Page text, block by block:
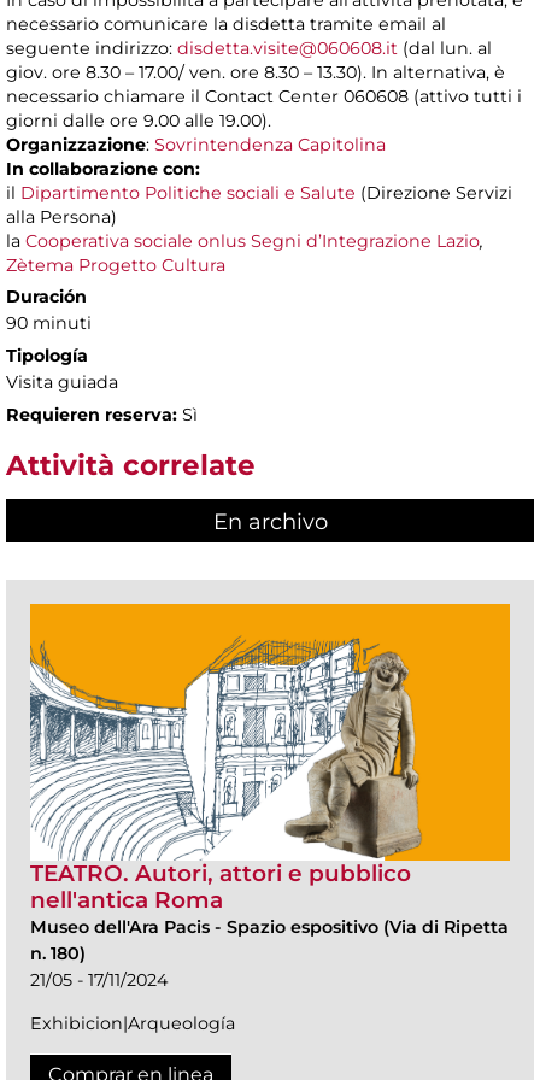
necessario comunicare la disdetta tramite email al
seguente indirizzo: disdetta.visite@060608.it (dal lun. al
giov. ore 8.30 – 17.00/ ven. ore 8.30 – 13.30). In alternativa, è
necessario chiamare il Contact Center 060608 (attivo tutti i
giorni dalle ore 9.00 alle 19.00).
Organizzazione: Sovrintendenza Capitolina
In collaborazione con:
il Dipartimento Politiche sociali e Salute (Direzione Servizi
alla Persona)
la Cooperativa sociale onlus Segni d’Integrazione Lazio,
Zètema Progetto Cultura
Duración
90 minuti
Tipología
Visita guiada
Requieren reserva: Sì
Attività correlate
En archivo
TEATRO. Autori, attori e pubblico
nell'antica Roma
Museo dell'Ara Pacis - Spazio espositivo (Via di Ripetta
n. 180)
21/05 - 17/11/2024
Exhibicion|Arqueología
Comprar en linea